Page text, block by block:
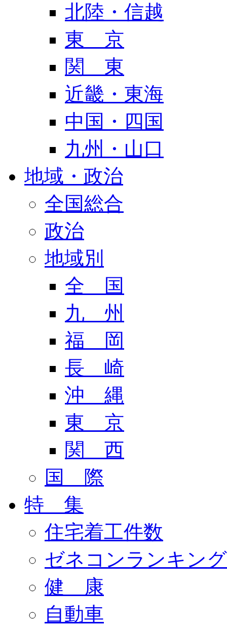
北陸・信越
東 京
関 東
近畿・東海
中国・四国
九州・山口
地域・政治
全国総合
政治
地域別
全 国
九 州
福 岡
長 崎
沖 縄
東 京
関 西
国 際
特 集
住宅着工件数
ゼネコンランキング
健 康
自動車